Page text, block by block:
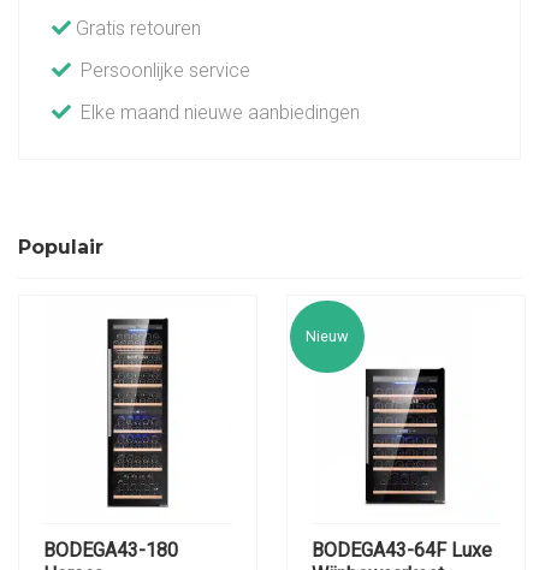
Gratis retouren
Persoonlijke service
Elke maand nieuwe aanbiedingen
Populair
BODEGA43-180
Nieuw
BODEGA43-64F Luxe